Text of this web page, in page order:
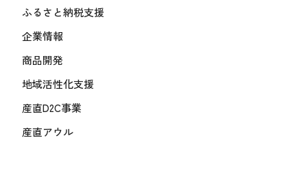
ふるさと納税支援
企業情報
商品開発
地域活性化支援
産直D2C事業
産直アウル